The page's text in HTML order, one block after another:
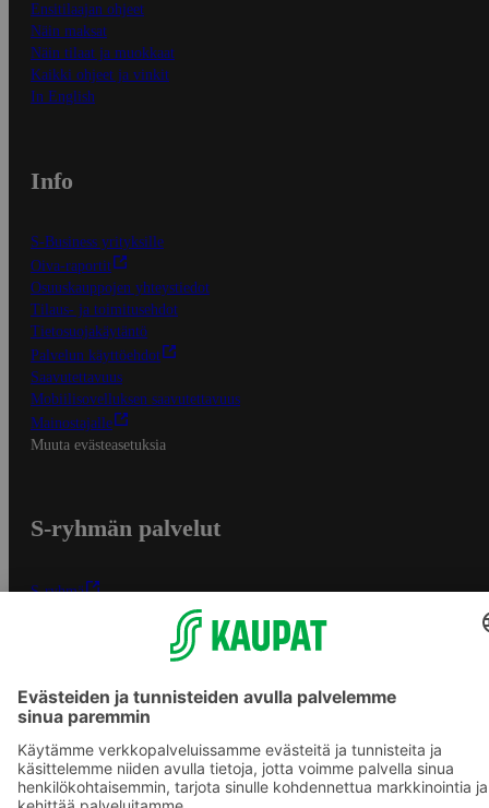
Ensitilaajan ohjeet
Näin maksat
Näin tilaat ja muokkaat
Kaikki ohjeet ja vinkit
In English
Info
S-Business yrityksille
Oiva-raportit
Osuuskauppojen yhteystiedot
Tilaus- ja toimitusehdot
Tietosuojakäytäntö
Palvelun käyttöehdot
Saavutettavuus
Mobiilisovelluksen saavutettavuus
Mainostajalle
Muuta evästeasetuksia
S-ryhmän palvelut
S-ryhmä
Yhteishyvä Ruoka -sovellus
Prisma.fi
Sokos.fi
Yhteishyvä
Sokos Hotels